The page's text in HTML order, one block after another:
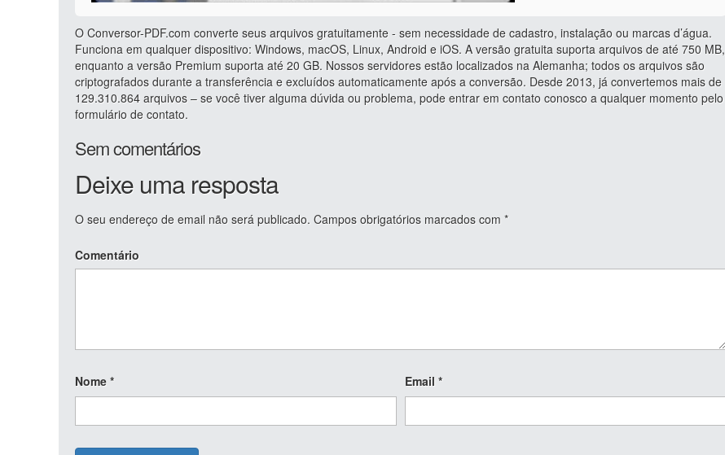
O Conversor-PDF.com converte seus arquivos gratuitamente - sem necessidade de cadastro, instalação ou marcas d’água.
Funciona em qualquer dispositivo: Windows, macOS, Linux, Android e iOS. A versão gratuita suporta arquivos de até 750 MB,
enquanto a versão Premium suporta até 20 GB. Nossos servidores estão localizados na Alemanha; todos os arquivos são
criptografados durante a transferência e excluídos automaticamente após a conversão. Desde 2013, já convertemos mais de
129.310.864 arquivos – se você tiver alguma dúvida ou problema, pode entrar em contato conosco a qualquer momento pelo
formulário de contato.
Sem comentários
Deixe uma resposta
O seu endereço de email não será publicado. Campos obrigatórios marcados com *
Comentário
Nome * Email *